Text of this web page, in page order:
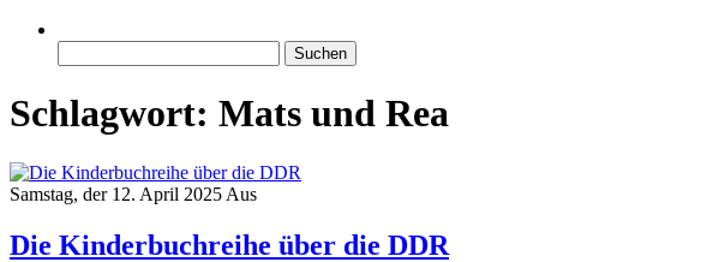
nach:
Schlagwort: Mats und Rea
Samstag, der 12. April 2025 Aus
Die Kinderbuchreihe über die DDR